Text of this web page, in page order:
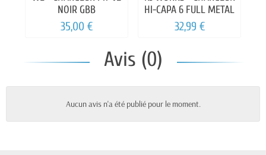
NOIR GBB
35,00 €
HI-CAPA 6 FULL METAL
32,99 €
Avis (0)
Aucun avis n'a été publié pour le moment.